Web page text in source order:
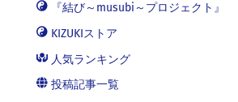
『結び～musubi～プロジェクト』
KIZUKIストア
人気ランキング
投稿記事一覧